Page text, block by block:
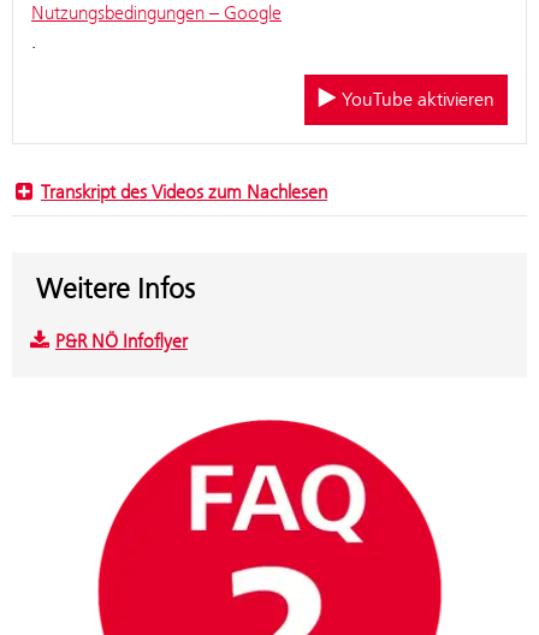
Nutzungsbedingungen – Google
.
YouTube aktivieren
Transkript des Videos zum Nachlesen
Weitere Infos
P&R NÖ Infoflyer